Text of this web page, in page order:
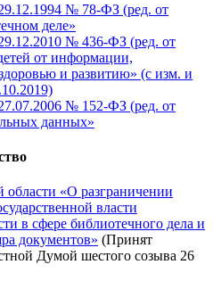
№ 78-ФЗ (ред. от
деле»
№ 436-ФЗ (ред. от
от информации,
и развитию» (с изм. и
№ 152-ФЗ (ред. от
данных»
области «О разграничении
власти
в сфере библиотечного дела и
документов» (Принят
Думой шестого созыва 26